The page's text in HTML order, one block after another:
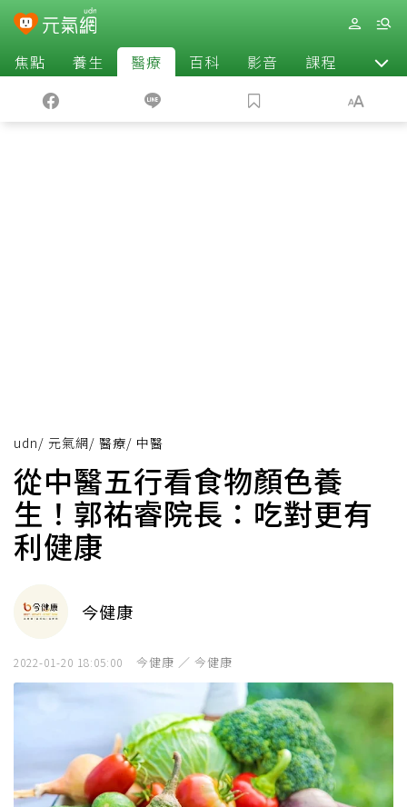
焦點 養生 醫療 百科 影音 課程 退休
udn/ 元氣網/ 醫療/ 中醫
從中醫五行看食物顏色養
生！郭祐睿院長：吃對更有
利健康
今健康
2022-01-20 18:05:00 今健康 ／ 今健康